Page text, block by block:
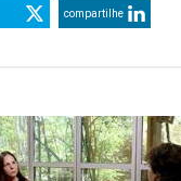
compartilhe